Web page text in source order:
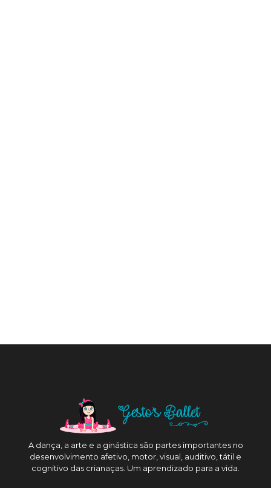
A dança, a arte e a ginástica são partes importantes no
desenvolvimento afetivo, motor, visual, auditivo, tátil e
cognitivo das crianaças. Um aprendizado para a vida.